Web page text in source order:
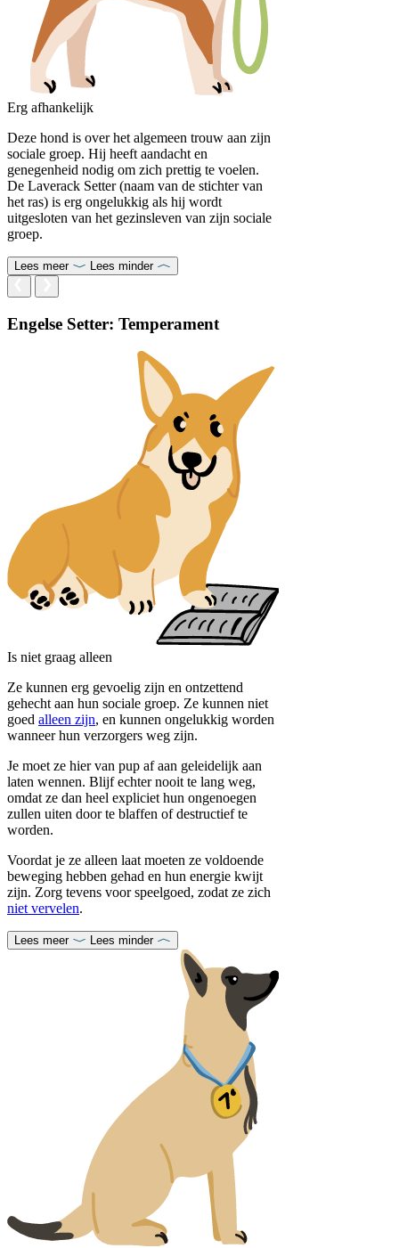
Erg afhankelijk
Deze hond is over het algemeen trouw aan zijn
sociale groep. Hij heeft aandacht en
genegenheid nodig om zich prettig te voelen.
De Laverack Setter (naam van de stichter van
het ras) is erg ongelukkig als hij wordt
uitgesloten van het gezinsleven van zijn sociale
groep.
Lees meer Lees minder
Engelse Setter: Temperament
Is niet graag alleen
Ze kunnen erg gevoelig zijn en ontzettend
gehecht aan hun sociale groep. Ze kunnen niet
goed alleen zijn, en kunnen ongelukkig worden
wanneer hun verzorgers weg zijn.
Je moet ze hier van pup af aan geleidelijk aan
laten wennen. Blijf echter nooit te lang weg,
omdat ze dan heel expliciet hun ongenoegen
zullen uiten door te blaffen of destructief te
worden.
Voordat je ze alleen laat moeten ze voldoende
beweging hebben gehad en hun energie kwijt
zijn. Zorg tevens voor speelgoed, zodat ze zich
niet vervelen.
Lees meer Lees minder